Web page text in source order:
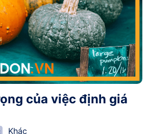
của việc định giá
Khác